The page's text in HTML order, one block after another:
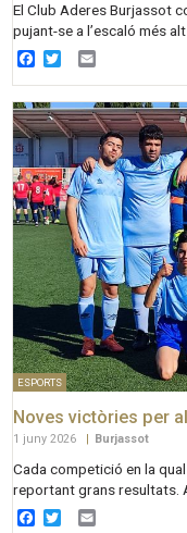
El Club Aderes Burjassot
pujant-se a l’escaló més
Facebook
Twitter
ESPORTS
Noves victòries per
1 juny 2026 | Burjassot
Cada competició en la
reportant grans resultats.
Facebook
Twitter